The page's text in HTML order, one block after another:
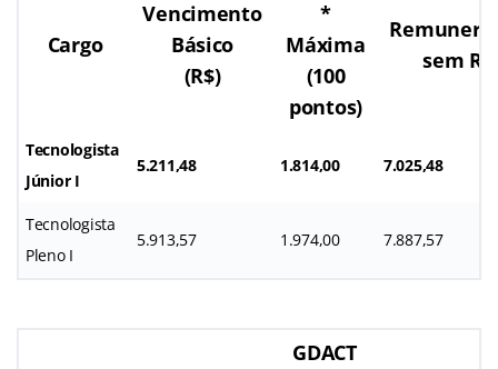
Cargo
Vencimento
Básico
(R$)
*
Máxima
(100
pontos)
sem RT
Tecnologista
Júnior I
5.211,48 1.814,00 7.025,48
Tecnologista
Pleno I
5.913,57 1.974,00 7.887,57
GDACT